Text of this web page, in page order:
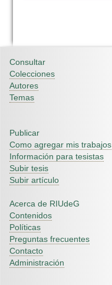
Consultar
Colecciones
Autores
Temas
Publicar
Como agregar mis trabajos
Información para tesistas
Subir tesis
Subir artículo
Acerca de RIUdeG
Contenidos
Políticas
Preguntas frecuentes
Contacto
Administración